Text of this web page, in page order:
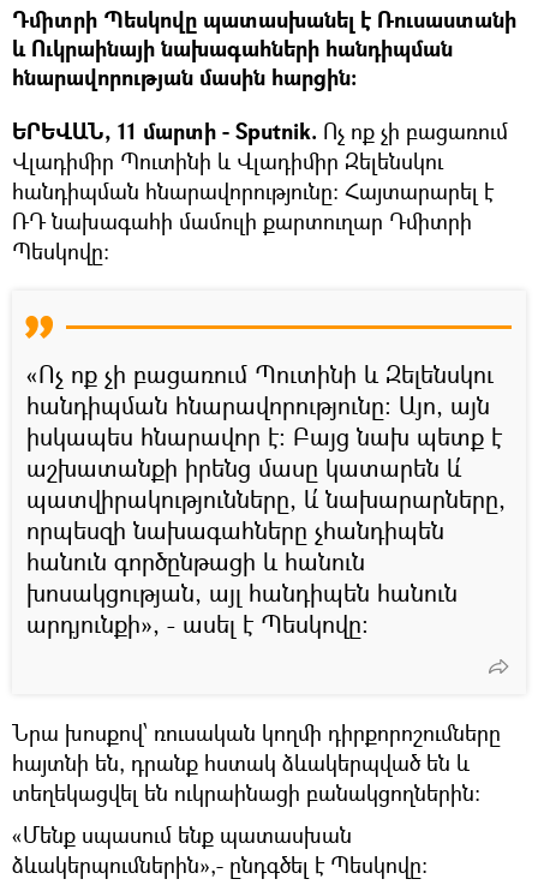
Դմիտրի Պեսկովը պատասխանել է Ռուսաստանի
և Ուկրաինայի նախագահների հանդիպման
հնարավորության մասին հարցին:
ԵՐԵՎԱՆ, 11 մարտի - Sputnik. Ոչ ոք չի բացառում
Վլադիմիր Պուտինի և Վլադիմիր Զելենսկու
հանդիպման հնարավորությունը։ Հայտարարել է
ՌԴ նախագահի մամուլի քարտուղար Դմիտրի
Պեսկովը։
«Ոչ ոք չի բացառում Պուտինի և Զելենսկու
հանդիպման հնարավորությունը։ Այո, այն
իսկապես հնարավոր է։ Բայց նախ պետք է
աշխատանքի իրենց մասը կատարեն և՛
պատվիրակությունները, և՛ նախարարները,
որպեսզի նախագահները չհանդիպեն
հանուն գործընթացի և հանուն
խոսակցության, այլ հանդիպեն հանուն
արդյունքի», - ասել է Պեսկովը։
Նրա խոսքով՝ ռուսական կողմի դիրքորոշումները
հայտնի են, դրանք հստակ ձևակերպված են և
տեղեկացվել են ուկրաինացի բանակցողներին:
«Մենք սպասում ենք պատասխան
ձևակերպումներին»,- ընդգծել է Պեսկովը: